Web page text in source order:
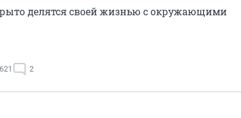
делятся своей жизнью с окружающими
2